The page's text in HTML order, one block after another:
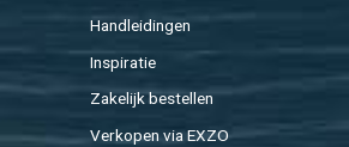
Hand­lei­din­gen
In­spi­ra­tie
Za­ke­lijk be­stel­len
Ver­ko­pen via EXZO